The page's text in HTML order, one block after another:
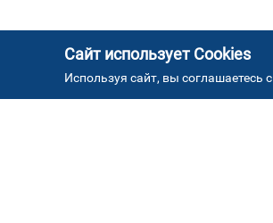
Сайт использует Cookies
Используя сайт, вы соглашаетесь с